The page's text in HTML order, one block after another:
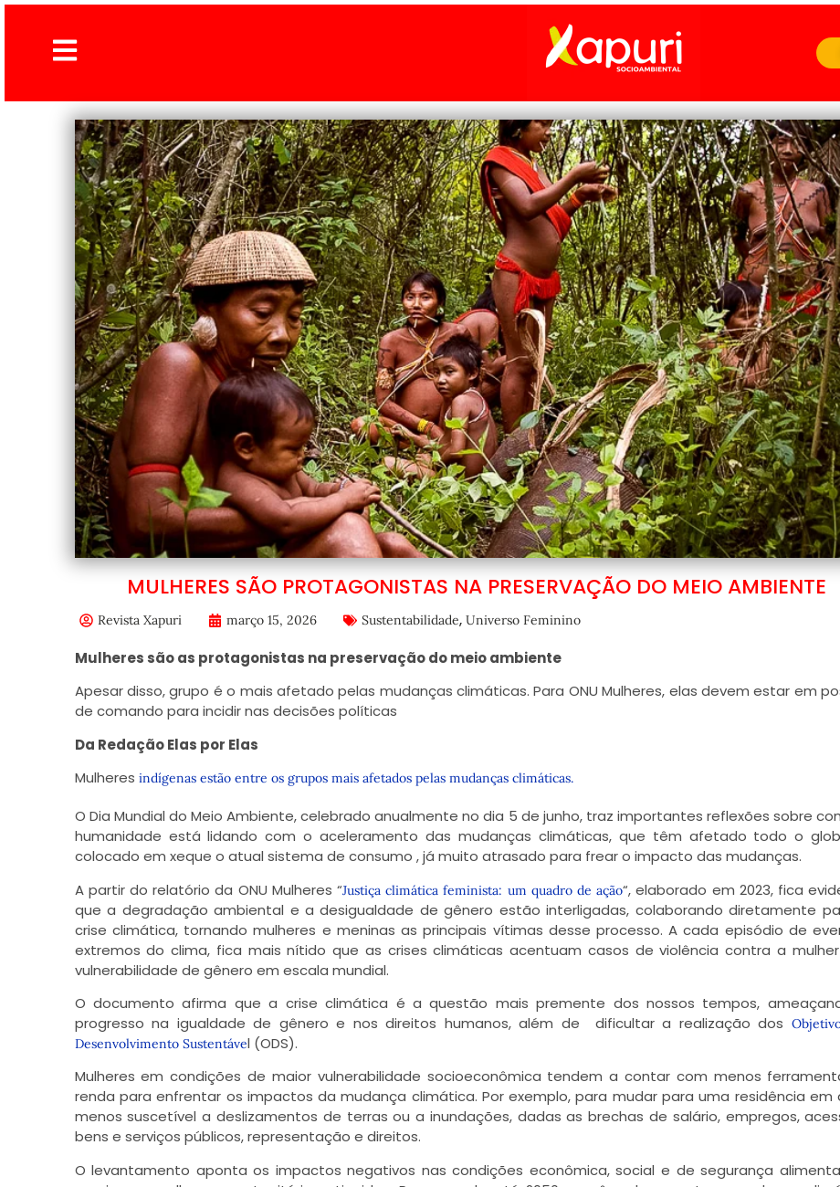
MULHERES SÃO PROTAGONISTAS NA PRESERVAÇÃO DO MEIO AMBIENTE
Revista Xapuri março 15, 2026 Sustentabilidade, Universo Feminino
Mulheres são as protagonistas na preservação do meio ambiente
Apesar disso, grupo é o mais afetado pelas mudanças climáticas. Para ONU Mulheres, elas devem estar em
de comando para incidir nas decisões políticas
Da Redação Elas por Elas
Mulheres indígenas estão entre os grupos mais afetados pelas mudanças climáticas.
O Dia Mundial do Meio Ambiente, celebrado anualmente no dia 5 de junho, traz importantes reflexões sobre
humanidade está lidando com o aceleramento das mudanças climáticas, que têm afetado todo o
colocado em xeque o atual sistema de consumo , já muito atrasado para frear o impacto das mudanças.
A partir do relatório da ONU Mulheres “Justiça climática feminista: um quadro de ação“, elaborado em 2023, fica
que a degradação ambiental e a desigualdade de gênero estão interligadas, colaborando diretamente
crise climática, tornando mulheres e meninas as principais vítimas desse processo. A cada episódio de
extremos do clima, fica mais nítido que as crises climáticas acentuam casos de violência contra a
vulnerabilidade de gênero em escala mundial.
O documento afirma que a crise climática é a questão mais premente dos nossos tempos,
progresso na igualdade de gênero e nos direitos humanos, além de dificultar a realização dos
Desenvolvimento Sustentável (ODS).
Mulheres em condições de maior vulnerabilidade socioeconômica tendem a contar com menos
renda para enfrentar os impactos da mudança climática. Por exemplo, para mudar para uma residência em
menos suscetível a deslizamentos de terras ou a inundações, dadas as brechas de salário, empregos,
bens e serviços públicos, representação e direitos.
O levantamento aponta os impactos negativos nas condições econômica, social e de segurança